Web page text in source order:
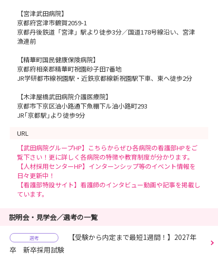
【宮津武田病院】
京都府宮津市鶴賀2059-1
京都丹後鉄道「宮津」駅より徒歩3分／国道178号線沿い、宮津
漁連前
【精華町国民健康保険病院】
京都府相楽郡精華町祝園砂子田7番地
JR学研都市線祝園駅・近鉄京都線新祝園駅下車、東へ徒歩2分
【木津屋橋武田病院介護医療院】
京都市下京区油小路通下魚棚下ル油小路町293
JR｢京都駅｣より徒歩9分
URL
【武田病院グループHP】こちらからぜひ各病院の看護部HPをご
覧下さい！更に詳しく各病院の特徴や教育制度が分かります。
【人材採用センターHP】インターンシップ等のイベント情報を
日々更新中！
【看護部特設サイト】看護師のインタビュー動画や記事を掲載し
ています。
説明会・見学会／選考の一覧
選考
【受験から内定まで最短1週間！】2027年
卒 新卒採用試験